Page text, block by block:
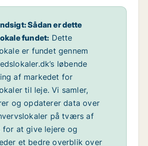
Sådan er dette
fundet: Dette
er fundet gennem
løbende
af markedet for
til leje. Vi samler,
og opdaterer data over
på tværs af
for at give lejere og
et bedre overblik over